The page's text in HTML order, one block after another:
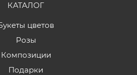
КАТАЛОГ
цветов
Розы
Композиции
Подарки